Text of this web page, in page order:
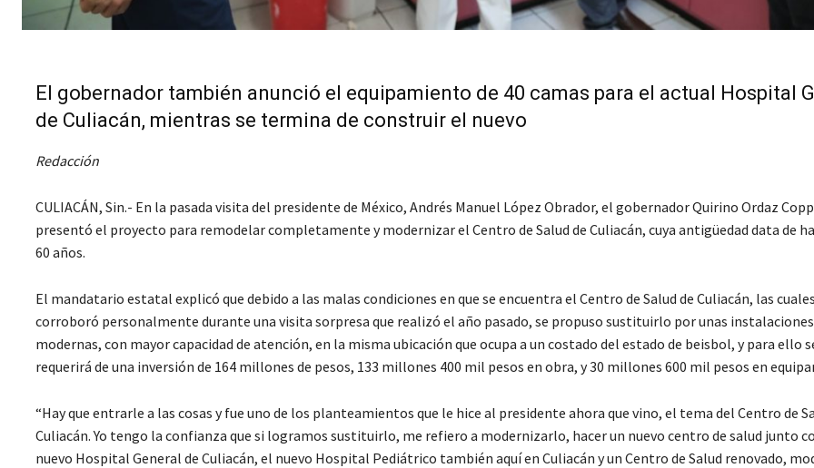
El gobernador también anunció el equipamiento de 40 camas para el actual Hospital
de Culiacán, mientras se termina de construir el nuevo
Redacción
CULIACÁN, Sin.- En la pasada visita del presidente de México, Andrés Manuel López Obrador, el gobernador Quirino Ordaz
presentó el proyecto para remodelar completamente y modernizar el Centro de Salud de Culiacán, cuya antigüedad data de
60 años.
El mandatario estatal explicó que debido a las malas condiciones en que se encuentra el Centro de Salud de Culiacán, las cuales
corroboró personalmente durante una visita sorpresa que realizó el año pasado, se propuso sustituirlo por unas
modernas, con mayor capacidad de atención, en la misma ubicación que ocupa a un costado del estado de beisbol, y para ello
requerirá de una inversión de 164 millones de pesos, 133 millones 400 mil pesos en obra, y 30 millones 600 mil pesos en
“Hay que entrarle a las cosas y fue uno de los planteamientos que le hice al presidente ahora que vino, el tema del Centro de
Culiacán. Yo tengo la confianza que si logramos sustituirlo, me refiero a modernizarlo, hacer un nuevo centro de salud junto
nuevo Hospital General de Culiacán, el nuevo Hospital Pediátrico también aquí en Culiacán y un Centro de Salud renovado,